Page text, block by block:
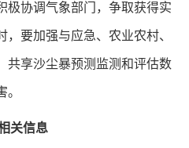
极协调气象部门，争取获得实
要加强与应急、农业农村、
共享沙尘暴预测监测和评估数
关信息